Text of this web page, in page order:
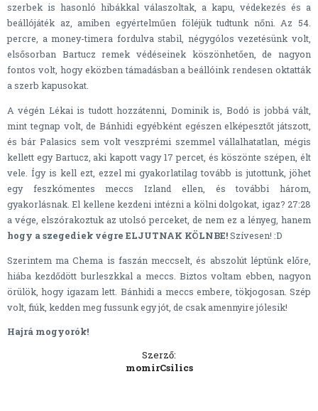
szerbek is hasonló hibákkal válaszoltak, a kapu, védekezés és a
beállójáték az, amiben egyértelműen föléjük tudtunk nőni. Az 54.
percre, a money-timera fordulva stabil, négygólos vezetésünk volt,
elsősorban Bartucz remek védéseinek köszönhetően, de nagyon
fontos volt, hogy eközben támadásban a beállóink rendesen oktatták
a szerb kapusokat.
A végén Lékai is tudott hozzátenni, Dominik is, Bodó is jobbá vált,
mint tegnap volt, de Bánhidi egyébként egészen elképesztőt játszott,
és bár Palasics sem volt veszprémi szemmel vállalhatatlan, mégis
kellett egy Bartucz, aki kapott vagy 17 percet, és köszönte szépen, élt
vele. Így is kell ezt, ezzel mi gyakorlatilag tovább is jutottunk, jöhet
egy feszkómentes meccs Izland ellen, és további három,
gyakorlásnak. El kellene kezdeni intézni a kölni dolgokat, igaz? 27:28
a vége, elszórakoztuk az utolsó perceket, de nem ez a lényeg, hanem
hogy a szegediek végre ELJUTNAK KÖLNBE!Szívesen! :D
Szerintem ma Chema is faszán meccselt, és abszolút léptünk előre,
hiába kezdődött burleszkkal a meccs. Biztos voltam ebben, nagyon
örülök, hogy igazam lett. Bánhidi a meccs embere, tökjogosan. Szép
volt, fiúk, kedden meg fussunk egy jót, de csak amennyire jólesik!
Hajrá mogyorók!
Szerző:
momirCsilics